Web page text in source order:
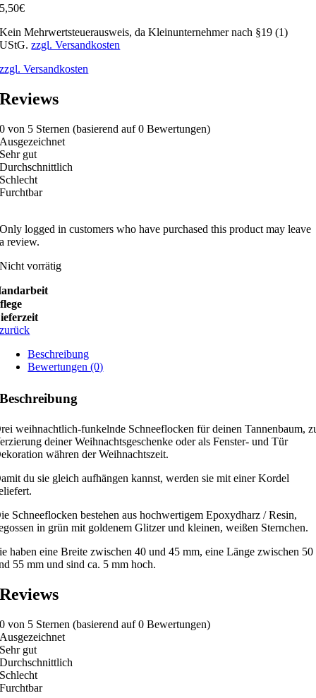
5,50€
Kein Mehrwertsteuerausweis, da Kleinunternehmer nach §19 (1)
UStG. zzgl. Versandkosten
zzgl. Versandkosten
Reviews
0 von 5 Sternen (basierend auf 0 Bewertungen)
Ausgezeichnet
Sehr gut
Durchschnittlich
Schlecht
Furchtbar
Only logged in customers who have purchased this product may leave
a review.
Nicht vorrätig
zurück
Beschreibung
Bewertungen (0)
Beschreibung
weihnachtlich-funkelnde Schneeflocken für deinen Tannenbaum,
deiner Weihnachtsgeschenke oder als Fenster- und Tür
währen der Weihnachtszeit.
du sie gleich aufhängen kannst, werden sie mit einer Kordel
Schneeflocken bestehen aus hochwertigem Epoxydharz / Resin,
in grün mit goldenem Glitzer und kleinen, weißen Sternchen.
haben eine Breite zwischen 40 und 45 mm, eine Länge zwischen 50
55 mm und sind ca. 5 mm hoch.
Reviews
0 von 5 Sternen (basierend auf 0 Bewertungen)
Ausgezeichnet
Sehr gut
Durchschnittlich
Schlecht
Furchtbar